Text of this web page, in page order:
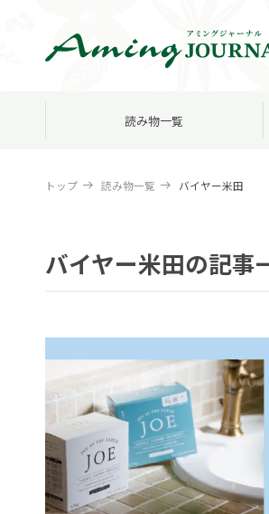
読み物一覧
トップ 読み物一覧 バイヤー米田
バイヤー米田の記事